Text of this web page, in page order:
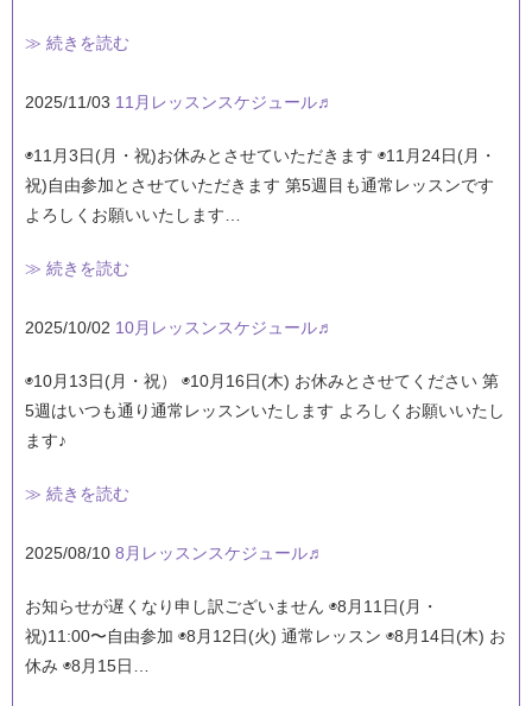
≫ 続きを読む
2025/11/03 11月レッスンスケジュール♬
◉11月3日(月・祝)お休みとさせていただきます ◉11月24日(月・
祝)自由参加とさせていただきます 第5週目も通常レッスンです
よろしくお願いいたします…
≫ 続きを読む
2025/10/02 10月レッスンスケジュール♬
◉10月13日(月・祝） ◉10月16日(木) お休みとさせてください 第
5週はいつも通り通常レッスンいたします よろしくお願いいたし
ます♪
≫ 続きを読む
2025/08/10 8月レッスンスケジュール♬
お知らせが遅くなり申し訳ございません ◉8月11日(月・
祝)11:00〜自由参加 ◉8月12日(火) 通常レッスン ◉8月14日(木) お
休み ◉8月15日…